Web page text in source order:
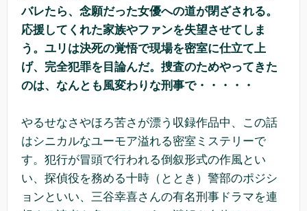
バレたら、念願だった女優への道が閉ざされる。
応援してくれた家族やファンを失望させてしま
う。ユリは決死の覚悟で現場を密室に仕立て上
げ、完全犯罪を目論んだ。捜査のためやってきた
のは、なんとも風変わりな刑事で・・・・・
やるせなさやほろ苦さが漂う収録作品中、この話
はシニカルなユーモア溢れる密室ミステリーで
す。犯行が冒頭で行われる倒叙形式の作風とい
い、探偵役を務める十時（ととき）警部のポジシ
ョンといい、三谷幸喜さんの有名刑事ドラマを連